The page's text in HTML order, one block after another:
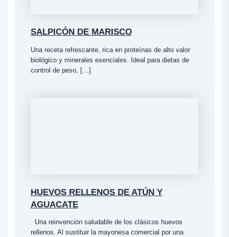
SALPICÓN DE MARISCO
Una receta refrescante, rica en proteínas de alto valor
biológico y minerales esenciales. Ideal para dietas de
control de peso, […]
HUEVOS RELLENOS DE ATÚN Y
AGUACATE
Una reinvención saludable de los clásicos huevos
rellenos. Al sustituir la mayonesa comercial por una